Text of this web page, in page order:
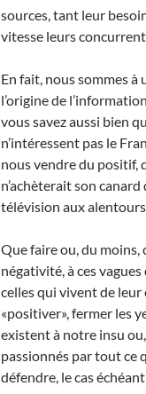
sources, tant leur
vitesse leurs
En fait, nous sommes
l’origine de
vous savez aussi bien
n’intéressent pas le
nous vendre du positif,
n’achèterait son
télévision aux
Que faire ou, du
négativité, à ces
celles qui vivent de
«positiver», fermer les
existent à notre insu
passionnés par tout ce
défendre, le cas échéant